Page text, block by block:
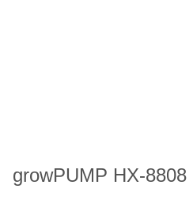
growPUMP HX-8808